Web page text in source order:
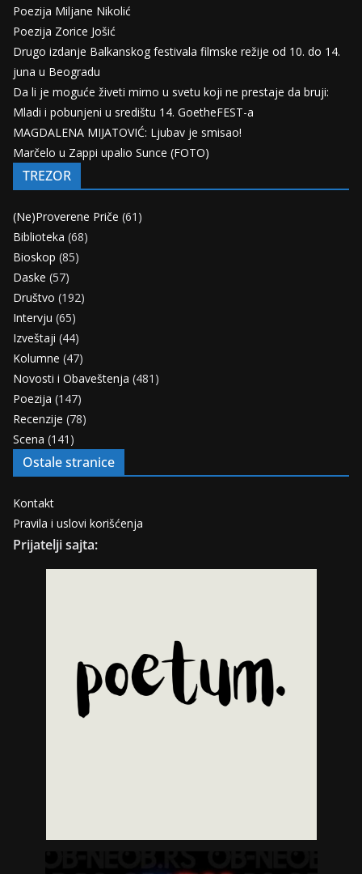
Poezija Miljane Nikolić
Poezija Zorice Jošić
Drugo izdanje Balkanskog festivala filmske režije od 10. do 14.
juna u Beogradu
Da li je moguće živeti mirno u svetu koji ne prestaje da bruji:
Mladi i pobunjeni u središtu 14. GoetheFEST-a
MAGDALENA MIJATOVIĆ: Ljubav je smisao!
Marčelo u Zappi upalio Sunce (FOTO)
TREZOR
(Ne)Proverene Priče (61)
Biblioteka (68)
Bioskop (85)
Daske (57)
Društvo (192)
Intervju (65)
Izveštaji (44)
Kolumne (47)
Novosti i Obaveštenja (481)
Poezija (147)
Recenzije (78)
Scena (141)
Ostale stranice
Kontakt
Pravila i uslovi korišćenja
Prijatelji sajta: